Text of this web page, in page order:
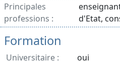
Principales
professions :
d'Etat,
Formation
Universitaire :
oui